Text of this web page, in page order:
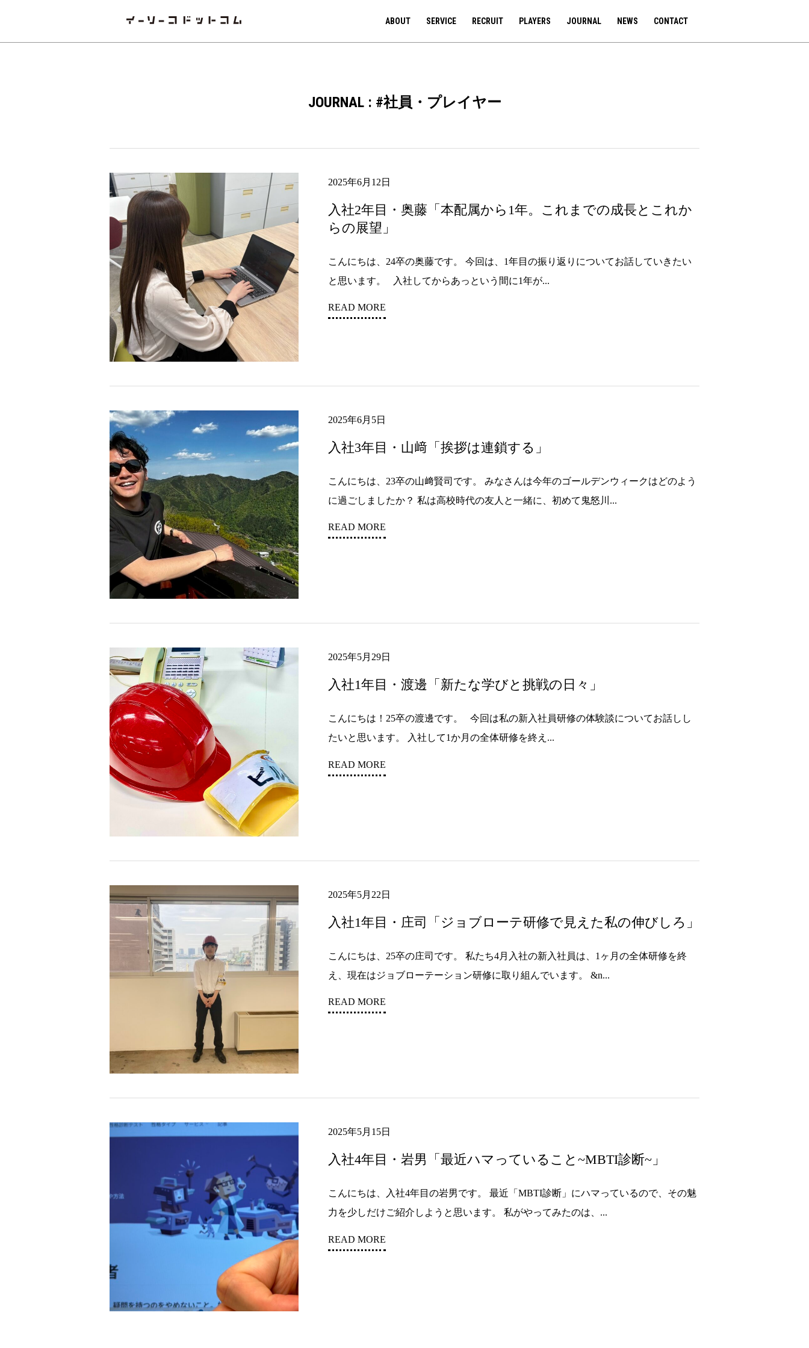
ABOUT SERVICE RECRUIT PLAYERS JOURNAL NEWS CONTACT
JOURNAL : #社員・プレイヤー
2025年6月12日
入社2年目・奥藤「本配属から1年。これまでの成長とこれか
らの展望」
こんにちは、24卒の奥藤です。 今回は、1年目の振り返りについてお話していきたい
と思います。 入社してからあっという間に1年が...
READ MORE
2025年6月5日
入社3年目・山﨑「挨拶は連鎖する」
こんにちは、23卒の山﨑賢司です。 みなさんは今年のゴールデンウィークはどのよう
に過ごしましたか？ 私は高校時代の友人と一緒に、初めて鬼怒川...
READ MORE
2025年5月29日
入社1年目・渡邊「新たな学びと挑戦の日々」
こんにちは！25卒の渡邊です。 今回は私の新入社員研修の体験談についてお話しし
たいと思います。 入社して1か月の全体研修を終え...
READ MORE
2025年5月22日
入社1年目・庄司「ジョブローテ研修で見えた私の伸びしろ」
こんにちは、25卒の庄司です。 私たち4月入社の新入社員は、1ヶ月の全体研修を終
え、現在はジョブローテーション研修に取り組んでいます。 &n...
READ MORE
2025年5月15日
入社4年目・岩男「最近ハマっていること~MBTI診断~」
こんにちは、入社4年目の岩男です。 最近「MBTI診断」にハマっているので、その魅
力を少しだけご紹介しようと思います。 私がやってみたのは、...
READ MORE